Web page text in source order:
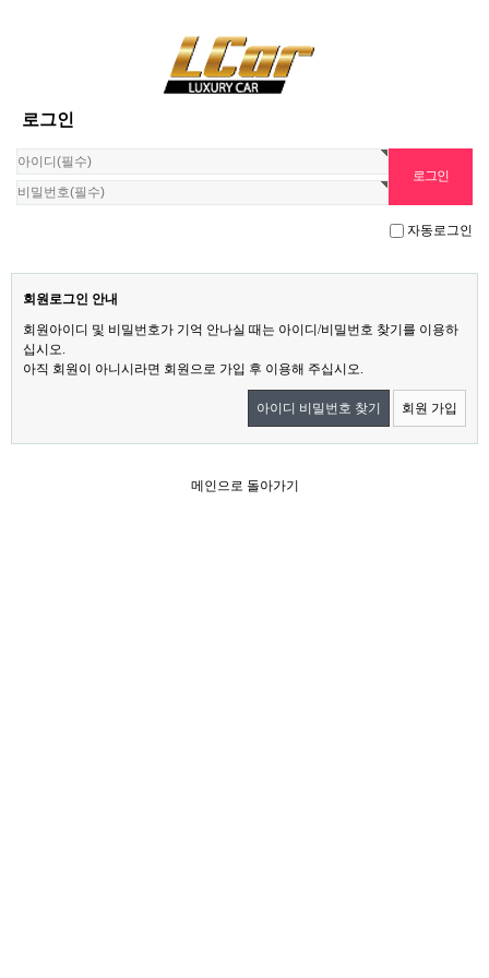
로그인
자동로그인
회원로그인 안내
회원아이디 및 비밀번호가 기억 안나실 때는 아이디/비밀번호 찾기를 이용하
십시오.
아직 회원이 아니시라면 회원으로 가입 후 이용해 주십시오.
아이디 비밀번호 찾기 회원 가입
메인으로 돌아가기